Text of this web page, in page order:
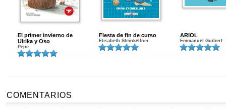
El primer invierno de
Ulrika y Oso
Pepe
Fiesta de fin de curso
Elisabeth Steinkellner
ARIOL
Emmanuel Guibert
COMENTARIOS